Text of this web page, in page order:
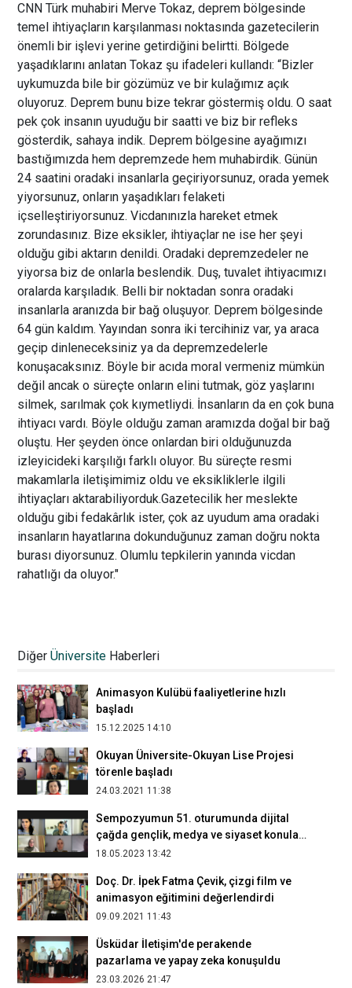
CNN Türk muhabiri Merve Tokaz, deprem bölgesinde
temel ihtiyaçların karşılanması noktasında gazetecilerin
önemli bir işlevi yerine getirdiğini belirtti. Bölgede
yaşadıklarını anlatan Tokaz şu ifadeleri kullandı: “Bizler
uykumuzda bile bir gözümüz ve bir kulağımız açık
oluyoruz. Deprem bunu bize tekrar göstermiş oldu. O saat
pek çok insanın uyuduğu bir saatti ve biz bir refleks
gösterdik, sahaya indik. Deprem bölgesine ayağımızı
bastığımızda hem depremzede hem muhabirdik. Günün
24 saatini oradaki insanlarla geçiriyorsunuz, orada yemek
yiyorsunuz, onların yaşadıkları felaketi
içselleştiriyorsunuz. Vicdanınızla hareket etmek
zorundasınız. Bize eksikler, ihtiyaçlar ne ise her şeyi
olduğu gibi aktarın denildi. Oradaki depremzedeler ne
yiyorsa biz de onlarla beslendik. Duş, tuvalet ihtiyacımızı
oralarda karşıladık. Belli bir noktadan sonra oradaki
insanlarla aranızda bir bağ oluşuyor. Deprem bölgesinde
64 gün kaldım. Yayından sonra iki tercihiniz var, ya araca
geçip dinleneceksiniz ya da depremzedelerle
konuşacaksınız. Böyle bir acıda moral vermeniz mümkün
değil ancak o süreçte onların elini tutmak, göz yaşlarını
silmek, sarılmak çok kıymetliydi. İnsanların da en çok buna
ihtiyacı vardı. Böyle olduğu zaman aramızda doğal bir bağ
oluştu. Her şeyden önce onlardan biri olduğunuzda
izleyicideki karşılığı farklı oluyor. Bu süreçte resmi
makamlarla iletişimimiz oldu ve eksikliklerle ilgili
ihtiyaçları aktarabiliyorduk.Gazetecilik her meslekte
olduğu gibi fedakârlık ister, çok az uyudum ama oradaki
insanların hayatlarına dokunduğunuz zaman doğru nokta
burası diyorsunuz. Olumlu tepkilerin yanında vicdan
rahatlığı da oluyor."
DiğerÜniversite Haberleri
gösterimi
Animasyon Kulübü faaliyetlerine hızlı
başladı
15.12.2025 14:10
Okuyan Üniversite-Okuyan Lise Projesi
törenle başladı
24.03.2021 11:38
Sempozyumun 51. oturumunda dijital
çağda gençlik, medya ve siyaset konuları
ele alındı
18.05.2023 13:42
Doç. Dr. İpek Fatma Çevik, çizgi film ve
animasyon eğitimini değerlendirdi
09.09.2021 11:43
Üsküdar İletişim'de perakende
pazarlama ve yapay zeka konuşuldu
23.03.2026 21:47